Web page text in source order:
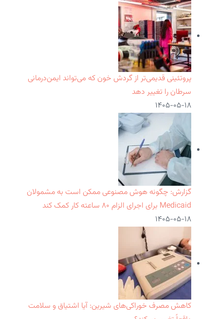
پروتئینی قدیمی‌تر از گردش خون که می‌تواند ایمن‌درمانی
سرطان را تغییر دهد
۱۴۰۵-۰۵-۱۸
گزارش: چگونه هوش مصنوعی ممکن است به مشمولان
Medicaid برای اجرای الزام ۸۰ ساعته کار کمک کند
۱۴۰۵-۰۵-۱۸
کاهش مصرف خوراکی‌های شیرین: آیا اشتیاق و سلامت